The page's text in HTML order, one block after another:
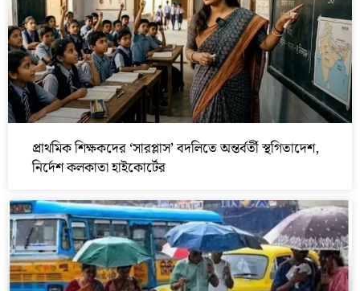
প্রাথমিক শিক্ষকদের ‘সারপ্লাস’ বদলিতে অন্তর্বর্তী স্থগিতাদেশ,
নির্দেশ কলকাতা হাইকোর্টের